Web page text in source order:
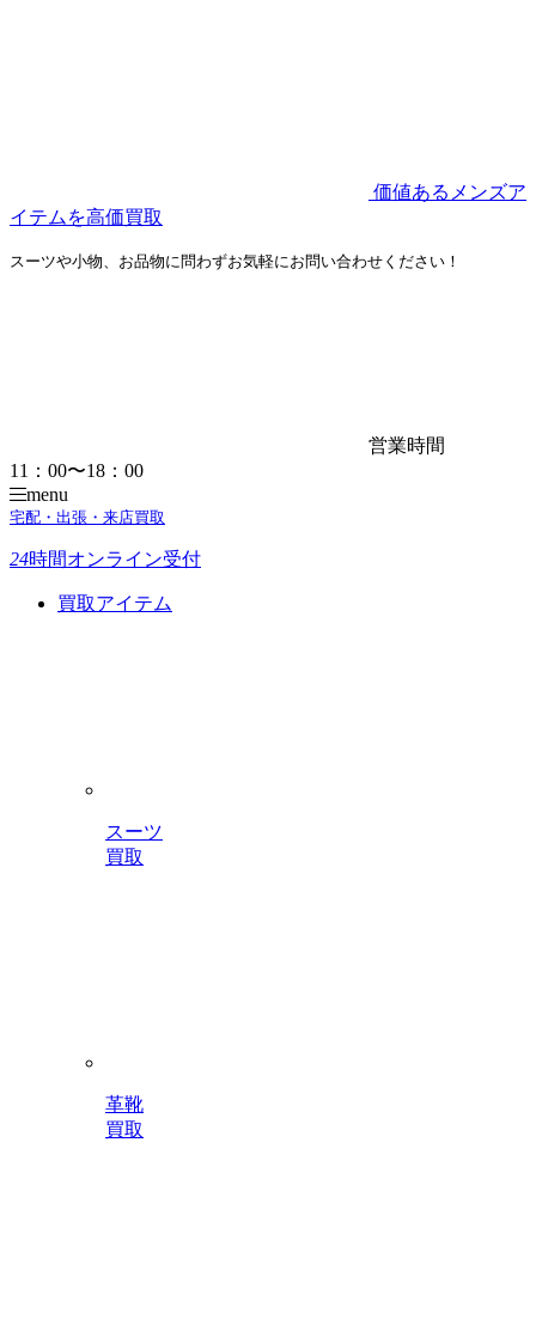
価値あるメンズア
イテムを高価買取
スーツや小物、お品物に問わずお気軽にお問い合わせください！
営業時間
11：00〜18：00
menu
宅配・出張・来店買取
24時間オンライン受付
買取アイテム
スーツ
買取
革靴
買取